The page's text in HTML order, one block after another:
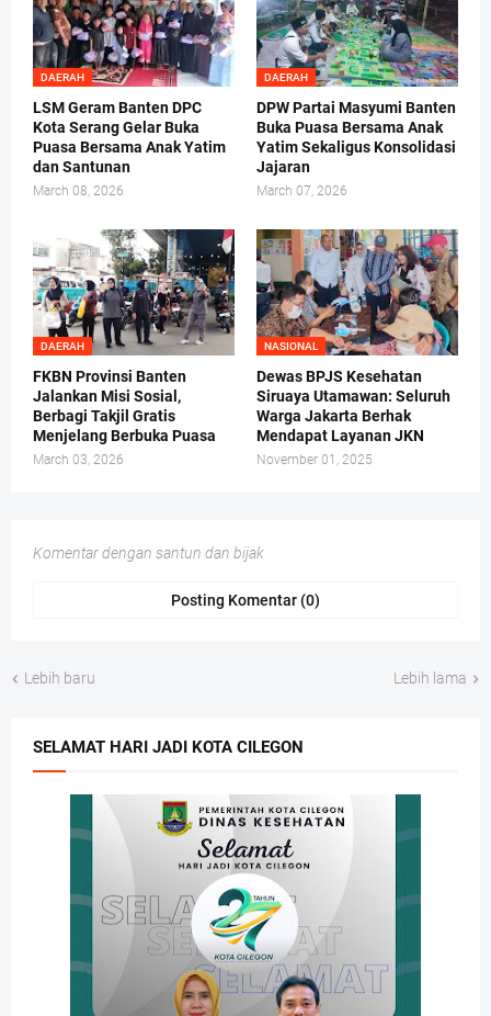
DAERAH
LSM Geram Banten DPC
Kota Serang Gelar Buka
Puasa Bersama Anak Yatim
dan Santunan
March 08, 2026
DAERAH
DPW Partai Masyumi Banten
Buka Puasa Bersama Anak
Yatim Sekaligus Konsolidasi
Jajaran
March 07, 2026
DAERAH
FKBN Provinsi Banten
Jalankan Misi Sosial,
Berbagi Takjil Gratis
Menjelang Berbuka Puasa
March 03, 2026
NASIONAL
Dewas BPJS Kesehatan
Siruaya Utamawan: Seluruh
Warga Jakarta Berhak
Mendapat Layanan JKN
November 01, 2025
Komentar dengan santun dan bijak
Posting Komentar (0)
Lebih baru Lebih lama
SELAMAT HARI JADI KOTA CILEGON